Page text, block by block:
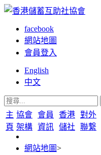
facebook
網站地圖
會員登入
English
中文
主
頁
協會
架構
會員
資訊
香港
儲社
對外
聯繋
網站地圖>